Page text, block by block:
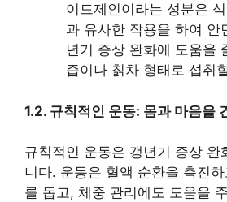
이드제인이라는 성분은
과 유사한 작용을 하여 안
년기 증상 완화에 도움을
즙이나 칡차 형태로 섭취
1.2. 규칙적인 운동: 몸과 마음을
규칙적인 운동은 갱년기 증상 완
니다. 운동은 혈액 순환을 촉진
를 돕고, 체중 관리에도 도움을